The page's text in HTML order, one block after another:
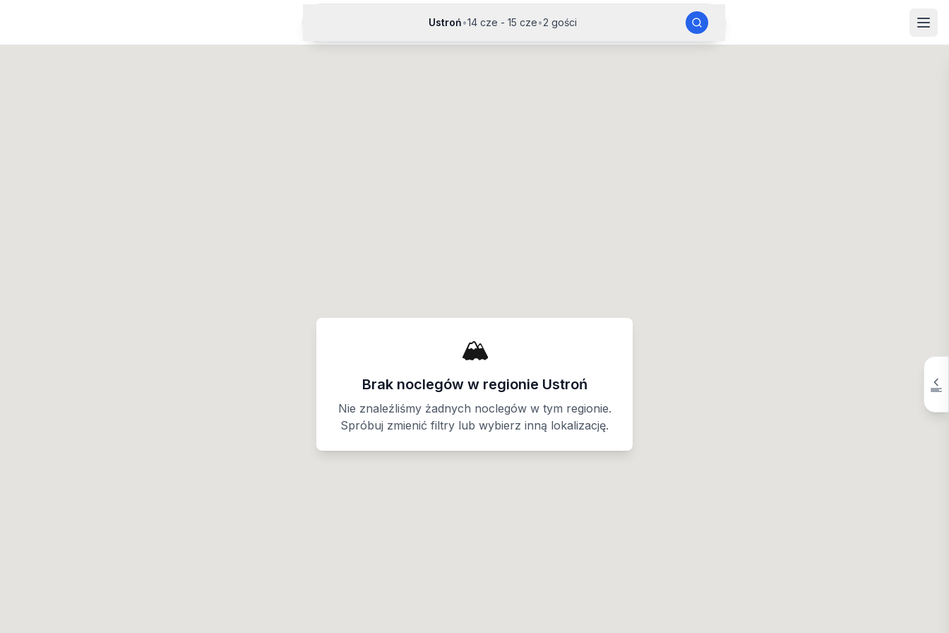
Ustroń•14 cze - 15 cze•2 gości
🏔️
Brak noclegów w regionie Ustroń
Nie znaleźliśmy żadnych noclegów w tym regionie.
Spróbuj zmienić filtry lub wybierz inną lokalizację.